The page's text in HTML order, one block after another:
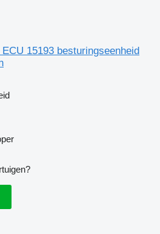
15193 besturingseenheid